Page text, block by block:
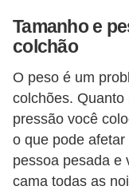
Tamanho e
colchão
O peso é um
colchões.
pressão você
o que pode
pessoa pesada e
cama todas as